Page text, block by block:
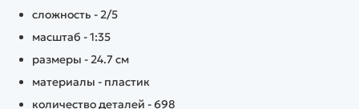
сложность - 2/5
масштаб - 1:35
размеры - 24.7 см
материалы - пластик
количество деталей - 698